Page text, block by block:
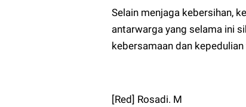
Selain menjaga kebersihan,
antarwarga yang selama ini
kebersamaan dan
[Red] Rosadi. M